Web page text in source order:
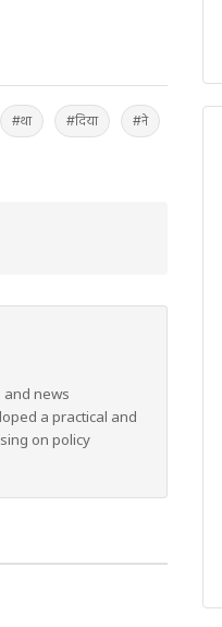
#था #दिया #ने
news
a practical and
on policy